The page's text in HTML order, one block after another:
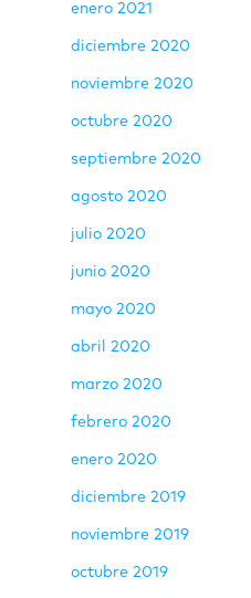
enero 2021
diciembre 2020
noviembre 2020
octubre 2020
septiembre 2020
agosto 2020
julio 2020
junio 2020
mayo 2020
abril 2020
marzo 2020
febrero 2020
enero 2020
diciembre 2019
noviembre 2019
octubre 2019